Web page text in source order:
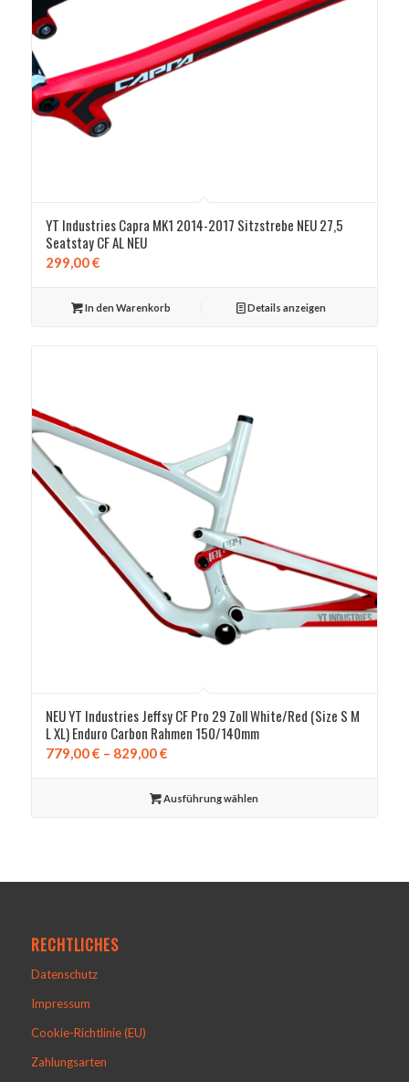
YT Industries Capra MK1 2014-2017 Sitzstrebe NEU 27,5
Seatstay CF AL NEU
299,00€
In den Warenkorb Details anzeigen
NEU YT Industries Jeffsy CF Pro 29 Zoll White/Red (Size S M
L XL) Enduro Carbon Rahmen 150/140mm
779,00€ – 829,00€Preisspanne:
bis
Ausführung wählen
RECHTLICHES
Datenschutz
Impressum
Cookie-Richtlinie (EU)
Zahlungsarten